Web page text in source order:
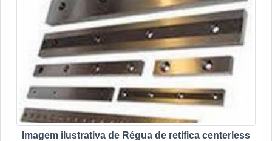
Imagem ilustrativa de Régua de retífica centerless